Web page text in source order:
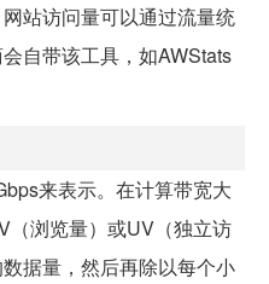
站访问量可以通过流量统
自带该工具，如AWStats
来表示。在计算带宽大
（浏览量）或UV（独立访
据量，然后再除以每个小